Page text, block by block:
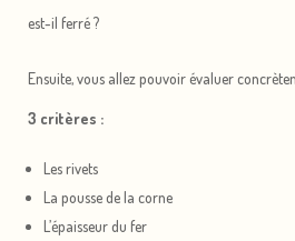
est-il ferré ?
Ensuite, vous allez pouvoir évaluer
3 critères :
Les rivets
La pousse de la corne
L’épaisseur du fer